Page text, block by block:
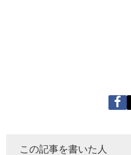
この記事を書いた人